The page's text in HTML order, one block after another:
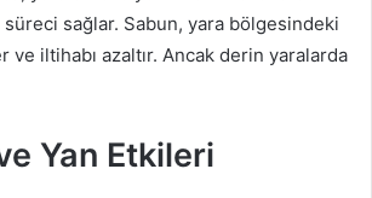
sağlar. Sabun, yara bölgesindeki
ve iltihabı azaltır. Ancak derin yaralarda
Yan Etkileri